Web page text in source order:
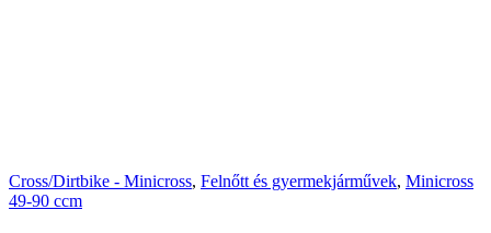
Cross/Dirtbike - Minicross, Felnőtt és gyermekjárművek, Minicross
49-90 ccm